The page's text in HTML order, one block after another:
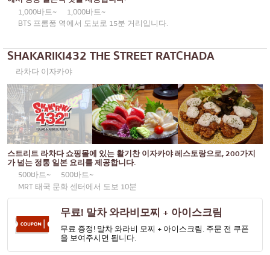
1,000바트~
1,000바트~
BTS 프롬퐁 역에서 도보로 15분 거리입니다.
SHAKARIKI432 THE STREET RATCHADA
라차다 이자카야
스트리트 라차다 쇼핑몰에 있는 활기찬 이자카야 레스토랑으로, 200가지
가 넘는 정통 일본 요리를 제공합니다.
500바트~
500바트~
MRT 태국 문화 센터에서 도보 10분
무료! 말차 와라비모찌 + 아이스크림
무료 증정! 말차 와라비 모찌 + 아이스크림. 주문 전 쿠폰
을 보여주시면 됩니다.